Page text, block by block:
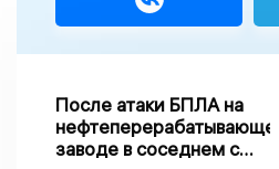
После атаки БПЛА на
нефтеперерабатывающем
заводе в соседнем с